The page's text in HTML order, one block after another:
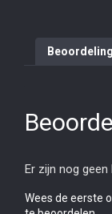
Er zijn nog geen
Wees de eerste